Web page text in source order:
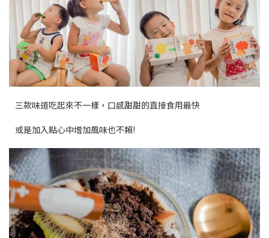
三款味道吃起來不一樣，口感甜甜的直接食用最快
或是加入點心中增加風味也不賴!